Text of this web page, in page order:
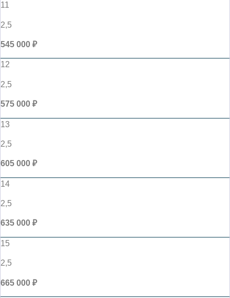
11
2,5
545 000 ₽
12
2,5
575 000 ₽
13
2,5
605 000 ₽
14
2,5
635 000 ₽
15
2,5
665 000 ₽